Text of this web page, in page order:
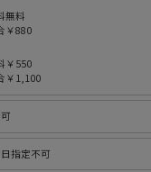
無料
￥880
￥550
￥1,100
指定不可